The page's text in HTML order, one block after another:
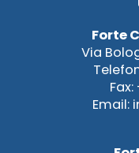
Forte
Via
Fax:
Email: